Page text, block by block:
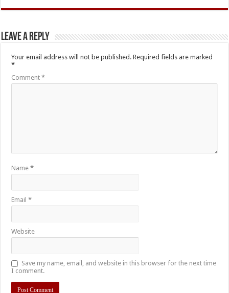
Leave a Reply
Your email address will not be published. Required fields are marked
*
Comment*
Name*
Email*
Website
Save my name, email, and website in this browser for the next time
I comment.